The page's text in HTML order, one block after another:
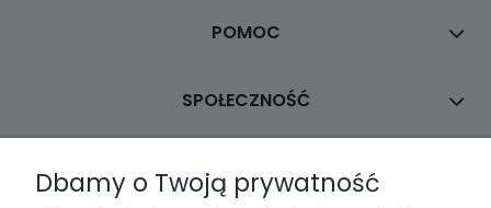
POMOC
SPOŁECZNOŚĆ
MOJE KONTO
Dbamy o Twoją prywatność